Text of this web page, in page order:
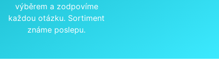
výběrem a zodpovíme
každou otázku. Sortiment
známe poslepu.